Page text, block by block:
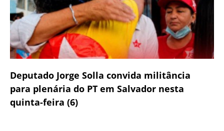
Deputado Jorge Solla convida militância
para plenária do PT em Salvador nesta
quinta-feira (6)